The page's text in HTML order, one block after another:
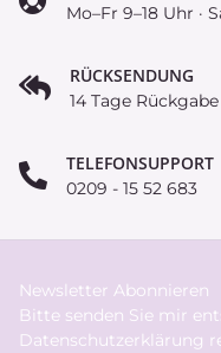
Mo–Fr 9–18 Uhr ·
RÜCKSENDUNG
14 Tage
TELEFONSUPPORT
0209 - 15 52 683
Newsletter Abonnieren
Bitte senden Sie mir
Datenschutzerklärung